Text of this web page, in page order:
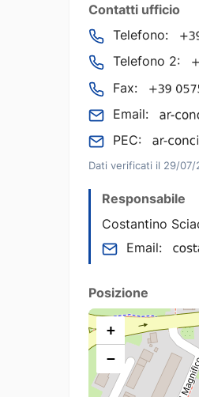
Contatti ufficio
Telefono:
Telefono 2:
Fax:
Email:
PEC:
Dati verificati il 29/07/
Responsabile
Costantino
Email:
Posizione
+
−